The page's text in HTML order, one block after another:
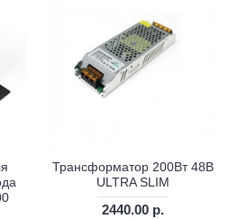
Трансформатор 200Вт 48В
ULTRA SLIM
2440.00 р.